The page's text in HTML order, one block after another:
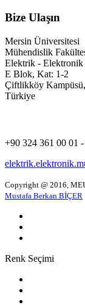
Bize Ulaşın
Mersin Üniversitesi
Mühendislik
Elektrik -
E Blok, Kat: 1-2
Çiftlikköy
Türkiye
+90 324 361 00 01 -
Copyright @ 2016,
Mustafa Berkan BİÇER
Renk Seçimi